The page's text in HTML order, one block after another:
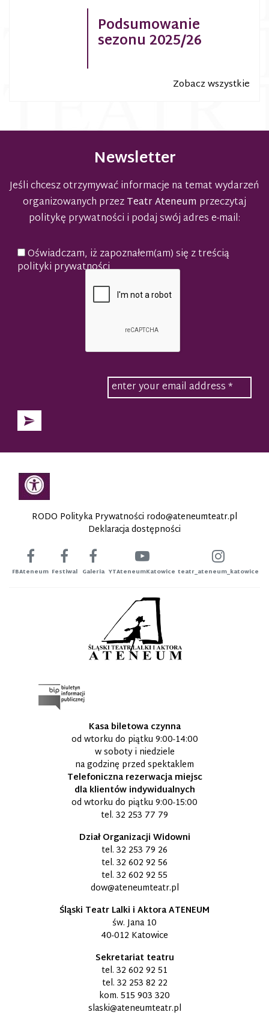
Podsumowanie
sezonu 2025/26
Zobacz wszystkie
Newsletter
Jeśli chcesz otrzymywać informacje na temat wydarzeń
organizowanych przezTeatr Ateneum przeczytaj
politykę prywatności i podaj swój adres e-mail:
Oświadczam, iż zapoznałem(am) się z treścią
polityki prywatności
RODO Polityka Prywatności rodo@ateneumteatr.pl
Deklaracja dostępności
FBAteneum Festiwal Galeria YTAteneumKatowice teatr_ateneum_katowice
Kasa biletowa czynna
od wtorku do piątku 9:00-14:00
w soboty i niedziele
na godzinę przed spektaklem
Telefoniczna rezerwacja miejsc
dla klientów indywidualnych
od wtorku do piątku 9:00-15:00
tel. 32 253 77 79
Dział Organizacji Widowni
tel. 32 253 79 26
tel. 32 602 92 56
tel. 32 602 92 55
dow@ateneumteatr.pl
Śląski Teatr Lalki i Aktora ATENEUM
św. Jana 10
40-012 Katowice
Sekretariat teatru
tel. 32 602 92 51
tel. 32 253 82 22
kom. 515 903 320
slaski@ateneumteatr.pl